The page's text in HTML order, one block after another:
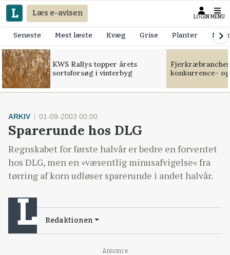
Læs e-avisen LOGIN MENU
Seneste Mest læste Kvæg Grise Planter
KWS Rallys topper årets
sortsforsøg i vinterbyg
konkurrence-
Annonce
ARKIV 01-09-2003 00:00
Sparerunde hos DLG
Regnskabet for første halvår er bedre en forventet
hos DLG, men en »væsentlig minusafvigelse« fra
tørring af korn udløser sparerunde i andet halvår.
Redaktionen